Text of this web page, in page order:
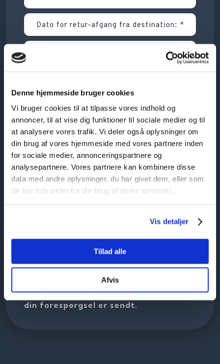
Denne hjemmeside bruger cookies
Vi bruger cookies til at tilpasse vores indhold og
annoncer, til at vise dig funktioner til sociale medier og til
at analysere vores trafik. Vi deler også oplysninger om
din brug af vores hjemmeside med vores partnere inden
for sociale medier, annonceringspartnere og
analysepartnere. Vores partnere kan kombinere disse
data med andre oplysninger, du har givet dem, eller som
de har indsamlet fra din brug af deres tjenester.
Vis detaljer
Tillad alle
Afvis
Du modtager en kvittering på mail, når
din forespørgsel er sendt.​